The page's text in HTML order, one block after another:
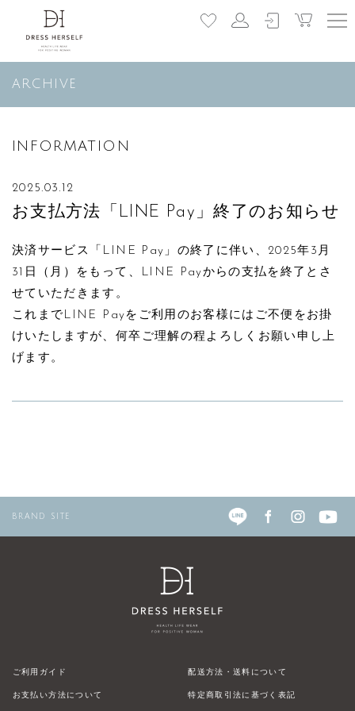
ARCHIVE
INFORMATION
2025.03.12
お支払方法「LINE Pay」終了のお知らせ
決済サービス「LINE Pay」の終了に伴い、2025年3月
31日（月）をもって、LINE Payからの支払を終了とさ
せていただきます。
これまでLINE Payをご利用のお客様にはご不便をお掛
けいたしますが、何卒ご理解の程よろしくお願い申し上
げます。
BRAND SITE
ご利用ガイド 配送方法・送料について
お支払い方法について 特定商取引法に基づく表記